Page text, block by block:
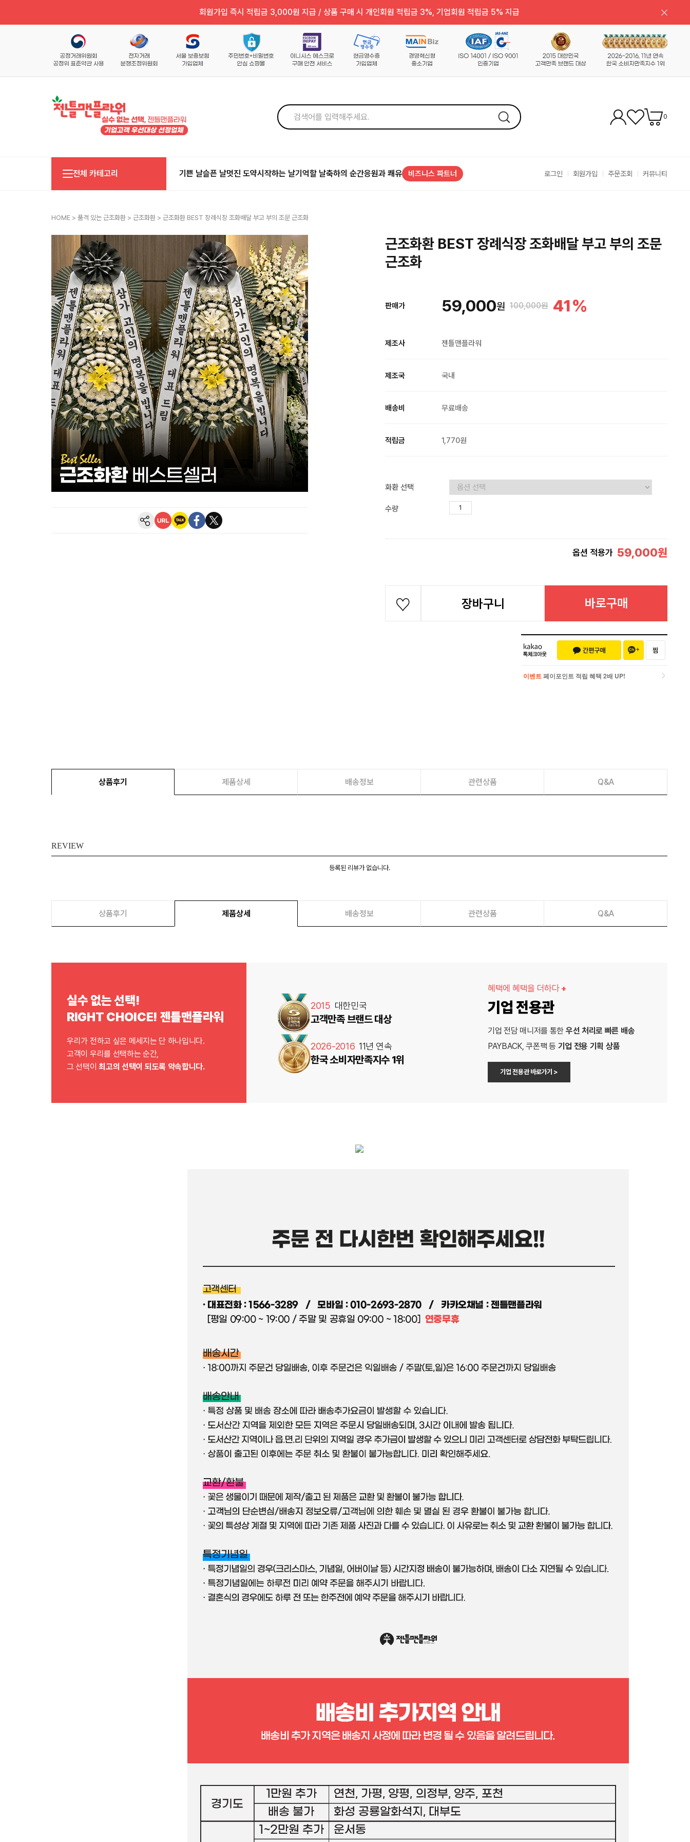
회원가입 즉시 적립금 3,000원 지급 / 상품 구매 시 개인회원 적립금 3%, 기업회원 적립금 5% 지급
0
전체 카테고리 기쁜 날슬픈 날멋진 도약시작하는 날기억할 날축하의 순간응원과 쾌유 비즈니스 파트너 로그인 회원가입 주문조회 커뮤니티
HOME > 품격 있는 근조화환 > 근조화환 > 근조화환 BEST 장례식장 조화배달 부고 부의 조문 근조화
근조화환 BEST 장례식장 조화배달 부고 부의 조문
근조화
판매가 59,000원 100,000원 41%
제조사 젠틀맨플라워
제조국 국내
배송비 무료배송
적립금 1,770원
화환 선택
수량
옵션 적용가 59,000원
장바구니 바로구매
이벤트 페이포인트 적립 혜택 2배 UP!
상품후기 제품상세 배송정보 관련상품 Q&A
REVIEW
등록된 리뷰가 없습니다.
상품후기 제품상세 배송정보 관련상품 Q&A
실수 없는 선택!
RIGHT CHOICE! 젠틀맨플라워
우리가 전하고 싶은 메세지는 단 하나입니다.
고객이 우리를 선택하는 순간,
그 선택이최고의 선택이 되도록 약속합니다.
2015 대한민국
고객만족 브랜드 대상
2026-2016 11년 연속
한국 소비자만족지수 1위
혜택에 혜택을 더하다 +
기업 전용관
기업 전담 매니저를 통한 우선 처리로 빠른 배송
PAYBACK, 쿠폰팩 등 기업 전용 기획 상품
기업 전용관 바로가기 >